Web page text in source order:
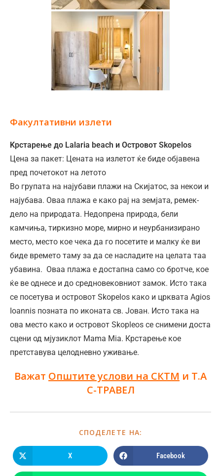
Факултативни излети
Kрстарење до Lalaria beach и Островот Skopelos
Цена за пакет: Ценaта на излетот ќе биде објавена
пред почетокот на летото
Во групата на најубави плажи на Скијатос, за некои и
најубава. Оваа плажа е како рај на земјата, ремек-
дело на природата. Недопрена природа, бели
камчиња, тиркизно море, мирно и неурбанизирано
место, место кое чека да го посетите и малку ќе ви
биде времето таму за да се насладите на целата таа
убавина. Оваа плажа е достапна само со бротче, кое
ќе ве однесе и до средновековниот замок. Исто така
се посетува и островот Skopelos како и црквата Agios
Ioannis позната по иконата св. Јован. Исто така на
ова место како и островот Skopleos се снимени доста
сцени од мјузиклот Mama Mia. Крстарење кое
претставува целодневно уживање.
Важат Општите услови на СКТМ и Т.А
С-ТРАВЕЛ
СПОДЕЛЕТЕ НА:
X Facebook